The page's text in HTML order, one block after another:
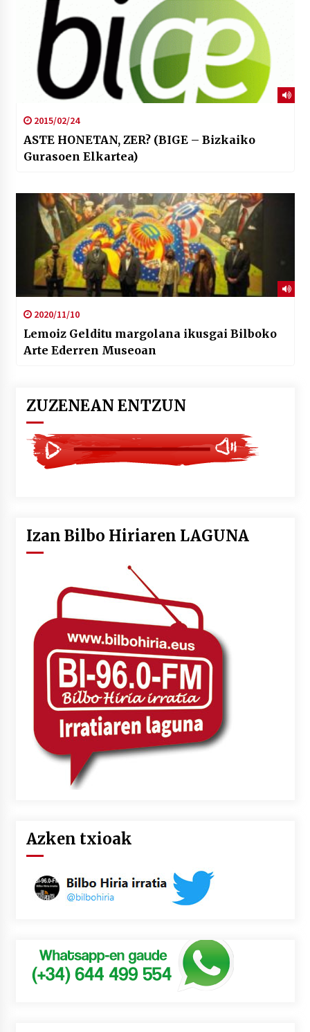
2015/02/24
ASTE HONETAN, ZER? (BIGE – Bizkaiko
Gurasoen Elkartea)
2020/11/10
Lemoiz Gelditu margolana ikusgai Bilboko
Arte Ederren Museoan
ZUZENEAN ENTZUN
Izan Bilbo Hiriaren LAGUNA
Azken txioak